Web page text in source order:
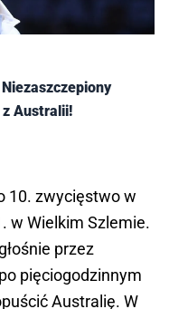
Australii!
10. zwycięstwo w
w Wielkim Szlemie.
przez
pięciogodzinnym
Australię. W